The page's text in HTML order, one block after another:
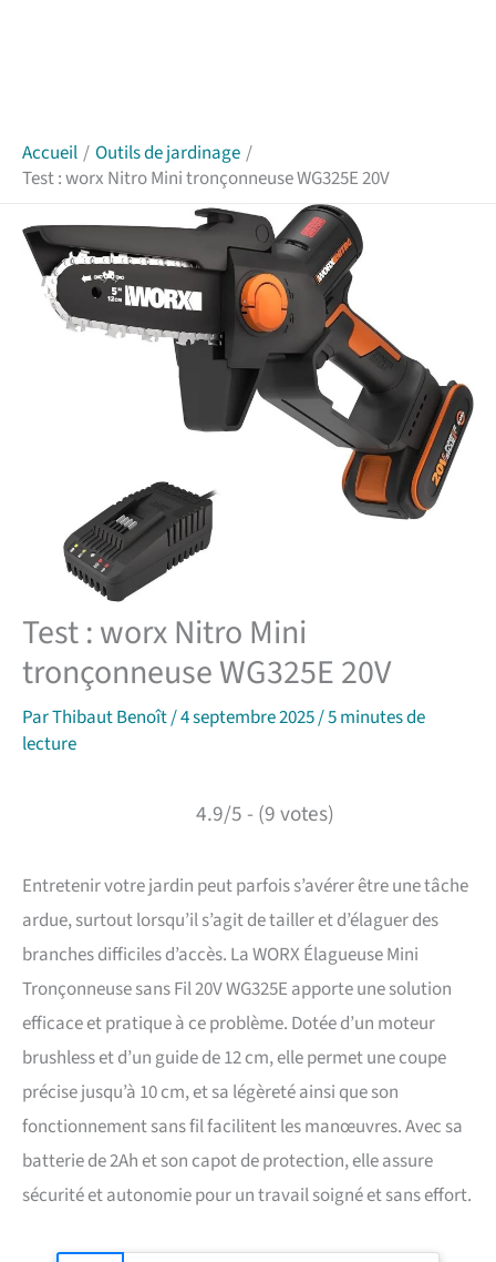
Accueil
Outils de jardinage
Test : worx Nitro Mini tronçonneuse WG325E 20V
Test : worx Nitro Mini
tronçonneuse WG325E 20V
ParThibaut Benoît/4 septembre 2025/5 minutes de
lecture
4.9/5 - (9 votes)
Entretenir votre jardin peut parfois s’avérer être une tâche
ardue, surtout lorsqu’il s’agit de tailler et d’élaguer des
branches difficiles d’accès. La WORX Élagueuse Mini
Tronçonneuse sans Fil 20V WG325E apporte une solution
efficace et pratique à ce problème. Dotée d’un moteur
brushless et d’un guide de 12 cm, elle permet une coupe
précise jusqu’à 10 cm, et sa légèreté ainsi que son
fonctionnement sans fil facilitent les manœuvres. Avec sa
batterie de 2Ah et son capot de protection, elle assure
sécurité et autonomie pour un travail soigné et sans effort.